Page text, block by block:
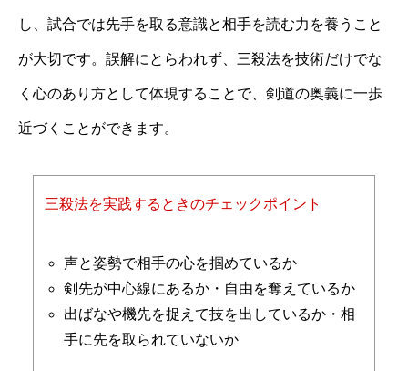
し、試合では先手を取る意識と相手を読む力を養うこと
が大切です。誤解にとらわれず、三殺法を技術だけでな
く心のあり方として体現することで、剣道の奥義に一歩
近づくことができます。
三殺法を実践するときのチェックポイント
声と姿勢で相手の心を掴めているか
剣先が中心線にあるか・自由を奪えているか
出ばなや機先を捉えて技を出しているか・相
手に先を取られていないか